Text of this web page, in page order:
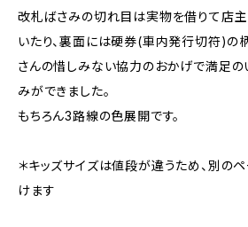
改札ばさみの切れ目は実物を借りて店
いたり、裏面には硬券(車内発行切符)の
さんの惜しみない協力のおかげで満足の
みができました。
もちろん3路線の色展開です。
＊キッズサイズは値段が違うため、別の
けます